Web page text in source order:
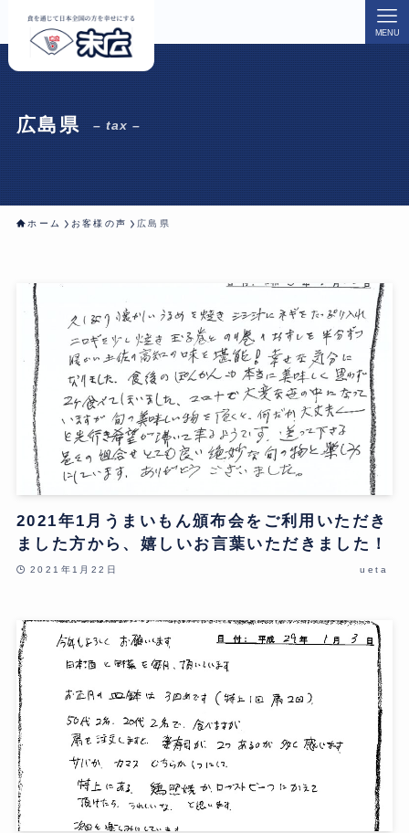
MENU
広島県 – tax –
ホーム お客様の声 広島県
2021年1月うまいもん頒布会をご利用いただき
ました方から、嬉しいお言葉いただきました！
2021年1月22日 ueta